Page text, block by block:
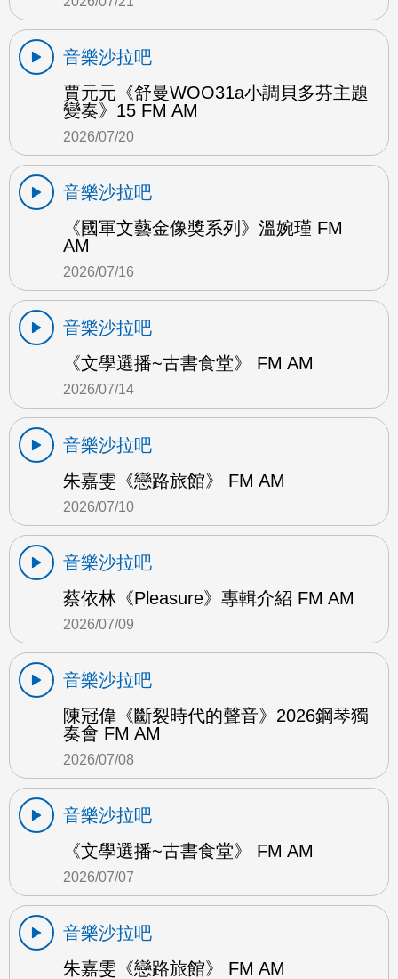
音樂沙拉吧
賈元元《舒曼WOO31a小調貝多芬主題
變奏》15 FM AM
2026/07/20
音樂沙拉吧
《國軍文藝金像獎系列》溫婉瑾 FM
AM
2026/07/16
音樂沙拉吧
《文學選播~古書食堂》 FM AM
2026/07/14
音樂沙拉吧
朱嘉雯《戀路旅館》 FM AM
2026/07/10
音樂沙拉吧
蔡依林《Pleasure》專輯介紹 FM AM
2026/07/09
音樂沙拉吧
陳冠偉《斷裂時代的聲音》2026鋼琴獨
奏會 FM AM
2026/07/08
音樂沙拉吧
《文學選播~古書食堂》 FM AM
2026/07/07
音樂沙拉吧
朱嘉雯《戀路旅館》 FM AM